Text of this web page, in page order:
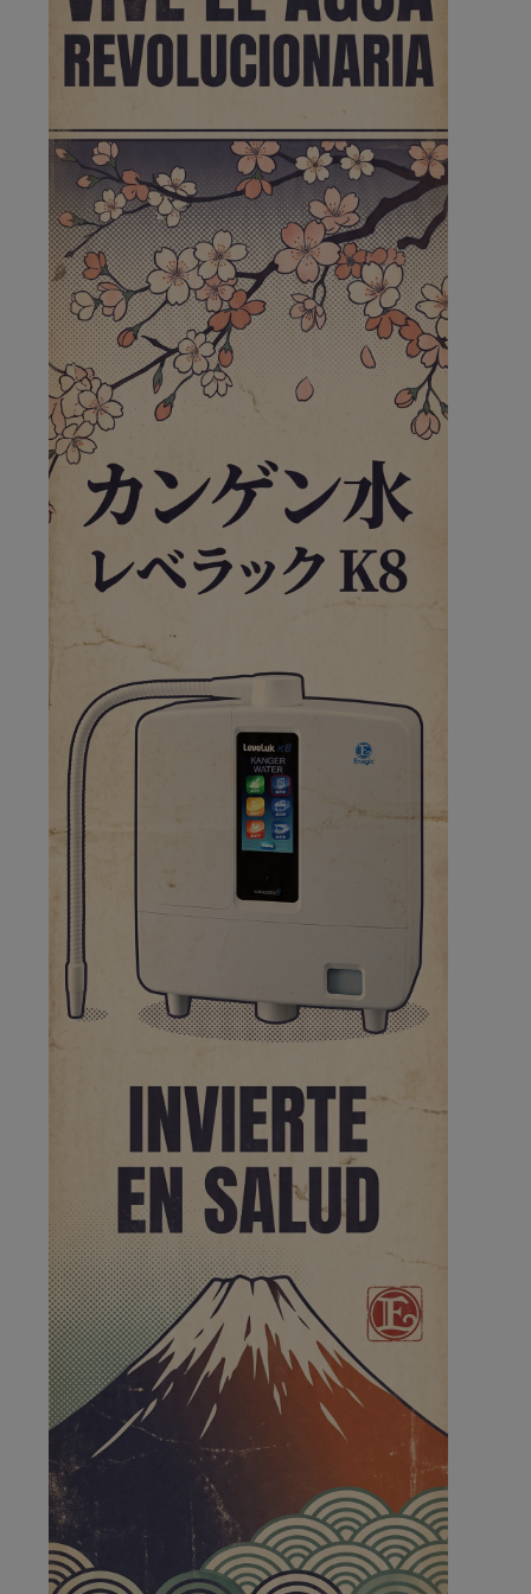
🔴 EXCLUSIVA | El comisario
de la …
Pozuelo de Alarcón
🔴 EXCLUSIVA | El comisario
de la …
Y ese quien es, apenas se ven patrullas en la estación,
como si se van todos, no vamos a notar …
Pozuelo de Alarcón
🔴 EXCLUSIVA | El comisario
de la …